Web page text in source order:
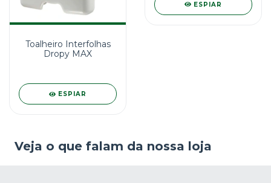
Toalheiro Interfolhas
Dropy MAX
ESPIAR
ESPIAR
Veja o que falam da nossa loja